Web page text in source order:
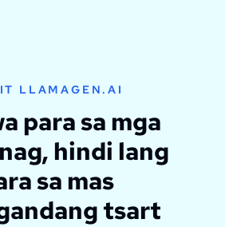
LLAMAGEN.AI
para sa mga
hindi lang
sa mas
tsart